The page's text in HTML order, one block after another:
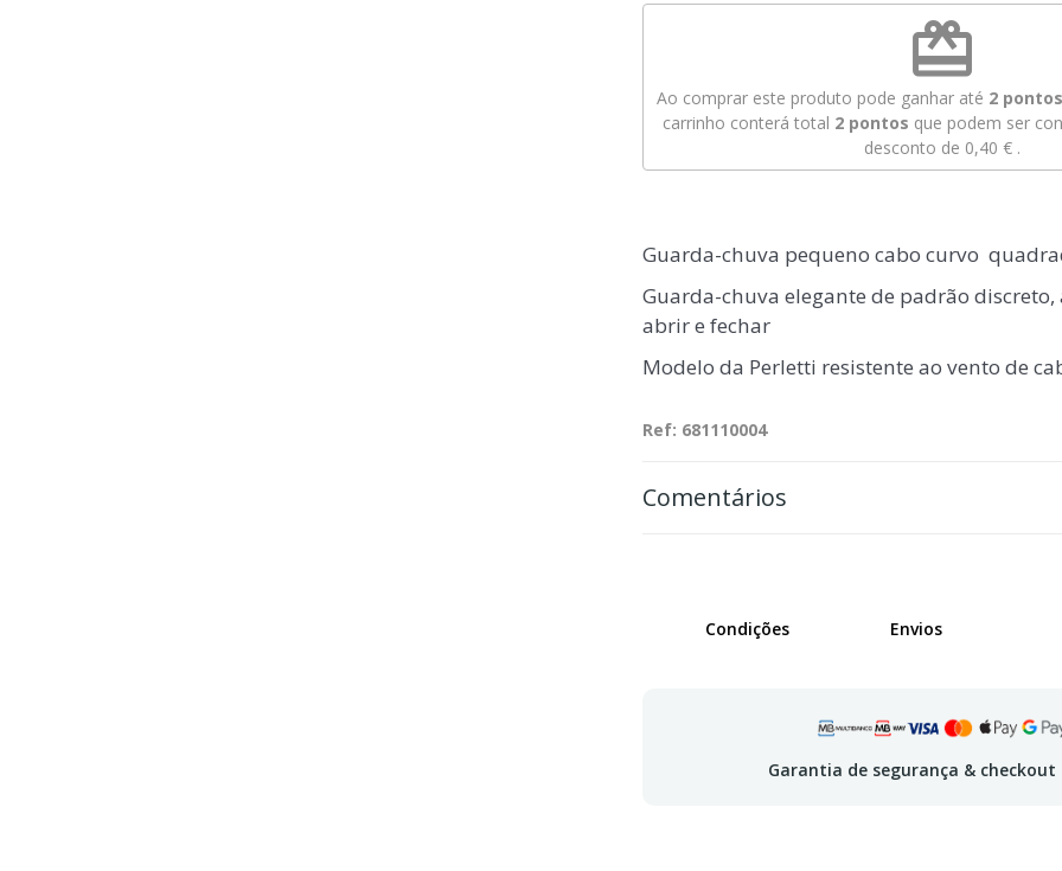
redeem
Ao comprar este produto pode ganhar até 2
carrinho conterá total 2pontos que podem ser
desconto de 0,40 € .
Guarda-chuva pequeno cabo curvo
Guarda-chuva elegante de padrão
abrir e fechar
Modelo da Perletti resistente ao vento de
Ref: 681110004
Comentários
Condições Envios
Garantia de segurança & checkout